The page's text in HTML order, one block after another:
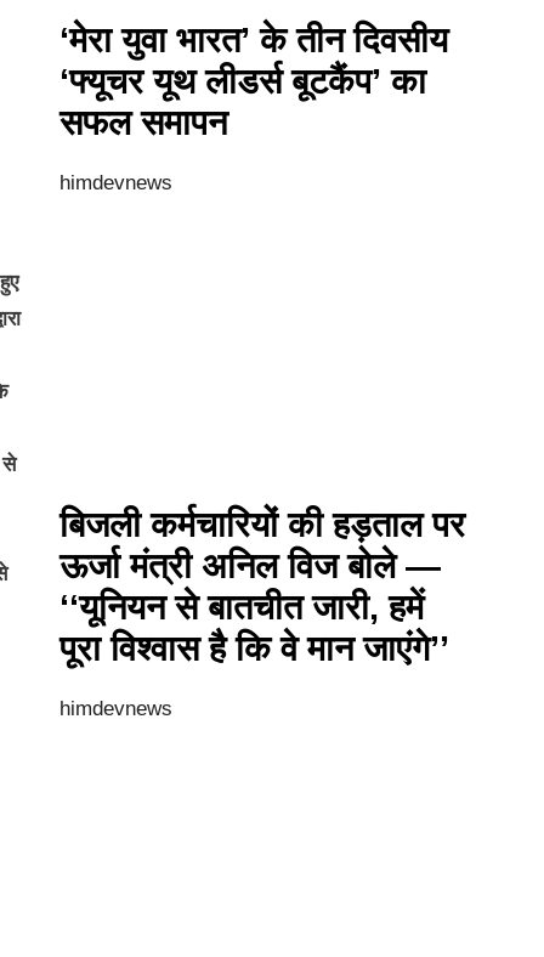
से
‘मेरा युवा भारत’ के तीन दिवसीय
‘फ्यूचर यूथ लीडर्स बूटकैंप’ का
सफल समापन
himdevnews
बिजली कर्मचारियों की हड़ताल पर
ऊर्जा मंत्री अनिल विज बोले —
‘‘यूनियन से बातचीत जारी, हमें
पूरा विश्वास है कि वे मान जाएंगे’’
himdevnews